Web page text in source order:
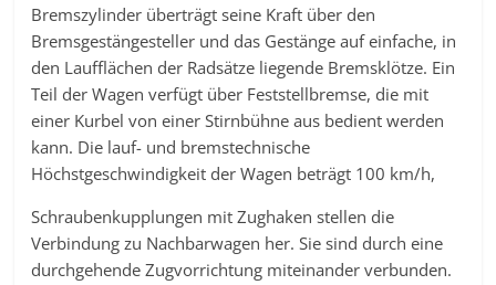
Bremszylinder überträgt seine Kraft über den
Bremsgestängesteller und das Gestänge auf einfache, in
den Laufflächen der Radsätze liegende Bremsklötze. Ein
Teil der Wagen verfügt über Feststellbremse, die mit
einer Kurbel von einer Stirnbühne aus bedient werden
kann. Die lauf- und bremstechnische
Höchstgeschwindigkeit der Wagen beträgt 100 km/h,
Schraubenkupplungen mit Zughaken stellen die
Verbindung zu Nachbarwagen her. Sie sind durch eine
durchgehende Zugvorrichtung miteinander verbunden.